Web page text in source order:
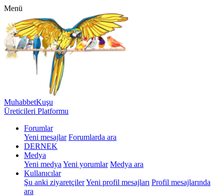
Menü
MuhabbetKuşu
Üreticileri Platformu
Forumlar
Yeni mesajlar Forumlarda ara
DERNEK
Medya
Yeni medya Yeni yorumlar Medya ara
Kullanıcılar
Şu anki ziyaretçilerYeni profil mesajları Profil mesajlarında
ara